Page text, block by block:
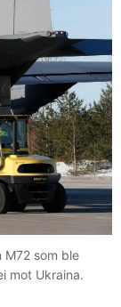
som ble
mot Ukraina.